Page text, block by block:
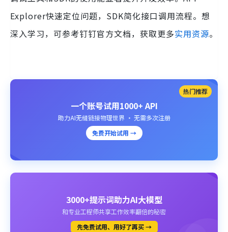
Explorer快速定位问题，SDK简化接口调用流程。想
深入学习，可参考钉钉官方文档，获取更多实用资源。
热门推荐
一个账号试用1000+ API
助力AI无缝链接物理世界 · 无需多次注册
免费开始试用 →
3000+提示词助力AI大模型
和专业工程师共享工作效率翻倍的秘密
先免费试用、用好了再买 →